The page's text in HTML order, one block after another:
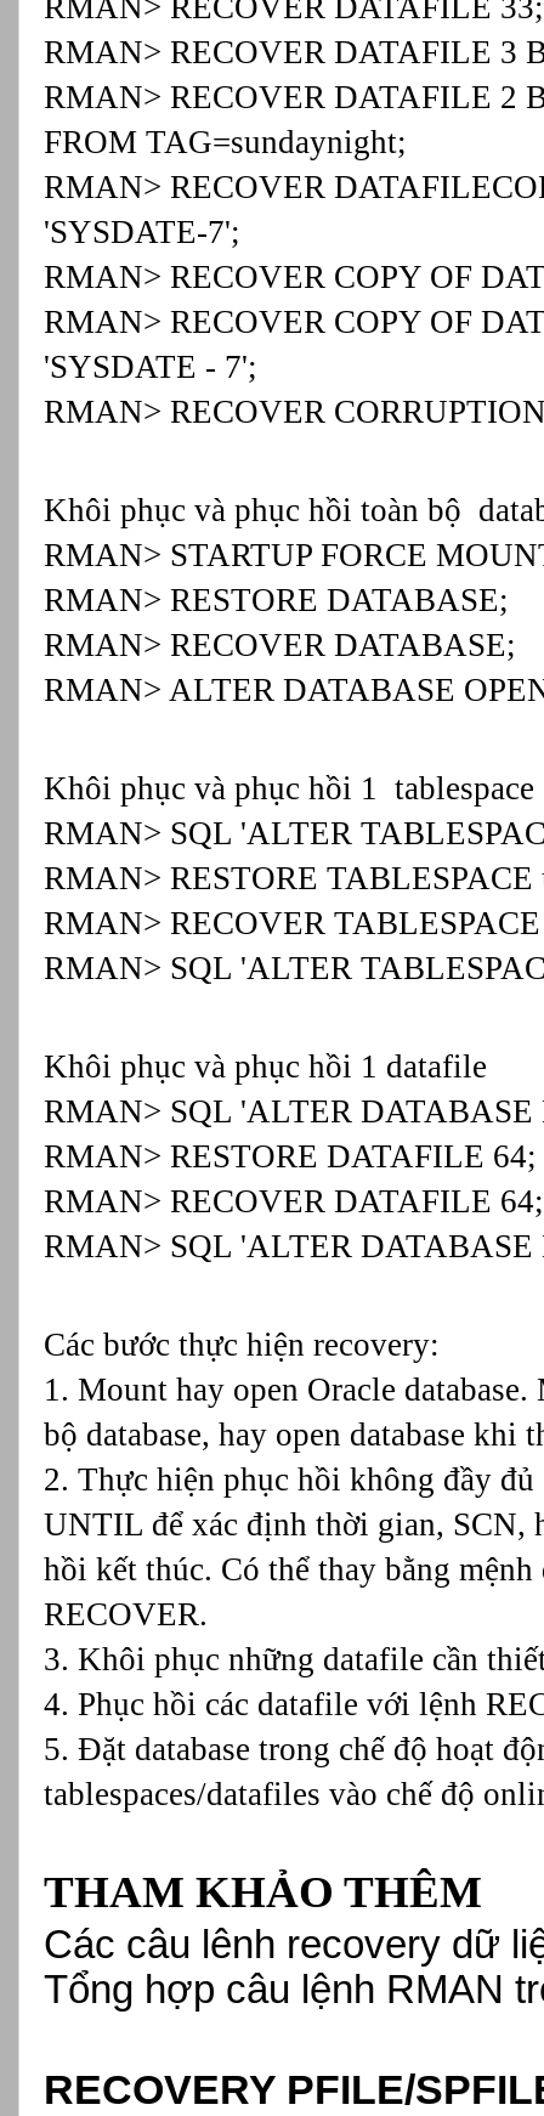
RMAN> RECOVER DATAFILE 3
RMAN> RECOVER DATAFILE 2
FROM TAG=sundaynight;
RMAN> RECOVER
'SYSDATE-7';
RMAN> RECOVER COPY OF
RMAN> RECOVER COPY OF
'SYSDATE - 7';
RMAN> RECOVER
Khôi phục và phục hồi toàn bộ
RMAN> STARTUP FORCE
RMAN> RESTORE DATABASE;
RMAN> RECOVER DATABASE;
RMAN> ALTER DATABASE
Khôi phục và phục hồi 1  tablespace
RMAN> SQL 'ALTER
RMAN> RESTORE TABLESPACE
RMAN> RECOVER TABLESPACE
RMAN> SQL 'ALTER
Khôi phục và phục hồi 1 datafile
RMAN> SQL 'ALTER
RMAN> RESTORE DATAFILE 64;
RMAN> RECOVER DATAFILE 64;
RMAN> SQL 'ALTER
Các bước thực hiện recovery:
1. Mount hay open Oracle
bộ database, hay open database
2. Thực hiện phục hồi không đầy
UNTIL để xác định thời gian, SCN,
hồi kết thúc. Có thể thay bằng
RECOVER.
3. Khôi phục những datafile cần
4. Phục hồi các datafile với lệnh
5. Đặt database trong chế độ hoạt
tablespaces/datafiles vào chế độ
THAM KHẢO THÊM
Các câu lênh recovery dữ
Tổng hợp câu lệnh RMAN
RECOVERY PFILE/